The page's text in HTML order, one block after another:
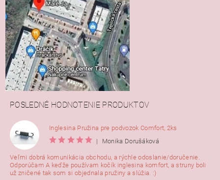
POSLEDNÉ HODNOTENIE PRODUKTOV
Inglesina Pružina pre podvozok Comfort, 2ks
|
Monika Dorušáková
Veľmi dobrá komunikácia obchodu, a rýchle odoslanie/doručenie.
Odporúčam A keďže používam kočík inglesina komfort, a struny boli
už zničené tak som si objednala pružiny a slúžia. :)